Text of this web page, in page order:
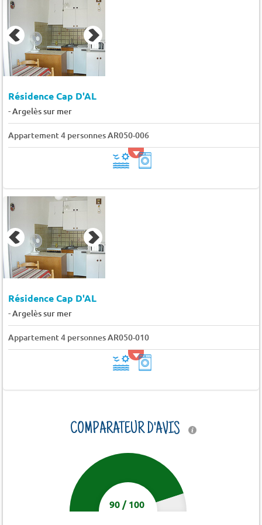
Résidence Cap D'AL
-Argelès sur mer
Appartement 4 personnes AR050-006
Résidence Cap D'AL
-Argelès sur mer
Appartement 4 personnes AR050-010
COMPARATEUR D'AVIS
90/100